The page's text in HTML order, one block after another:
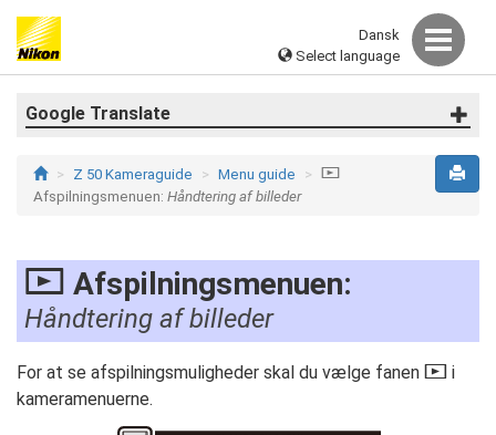
Dansk
Select language
Google Translate
Z 50 Kameraguide Menu guide D
Afspilningsmenuen: Håndtering af billeder
D Afspilningsmenuen:
Håndtering af billeder
For at se afspilningsmuligheder skal du vælge fanen D i
kameramenuerne.